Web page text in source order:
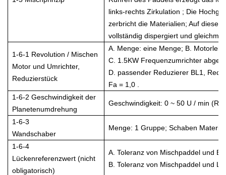
links-rechts Zirkulation ; Die
zerbricht die Materialien; Auf diese
vollständig dispergiert und
1-6-1 Revolution / Mischen
Motor und Umrichter,
Reduzierstück
A. Menge: eine Menge; B.
C. 1.5KW Frequenzumrichter
D. passender Reduzierer BL1,
Fa = 1,0 .
1-6-2 Geschwindigkeit der
Planetenumdrehung
Geschwindigkeit: 0 ~ 50 U / min
1-6-3
Wandschaber
Menge: 1 Gruppe; Schaben
1-6-4
Lückenreferenzwert (nicht
obligatorisch)
A. Toleranz von Mischpaddel und
B. Toleranz von Mischpaddel und